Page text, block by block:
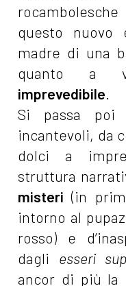
questo nuovo
madre di una
quanto a
imprevedibile
Si passa
incantevoli, da
dolci a
struttura
misteri(in
intorno al
rosso) e
dagli esseri
ancor di più la